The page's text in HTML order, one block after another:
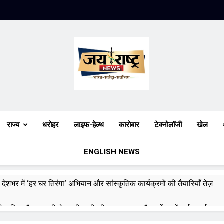
Jai Rashtra
राज्य धरोहर लाइफ-हेल्थ कारोबार टेक्नोलॉजी खेल
ENGLISH NEWS
में ‘हर घर तिरंगा’ अभियान और सांस्कृतिक कार्यक्रमों की तैयारियाँ तेज़
और बाढ़ की चेतावनी जारी की, उत्तर भारत और पूर्वोत्तर में हाई अलर्ट